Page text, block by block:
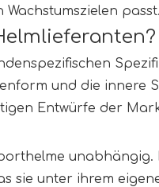
passt.
und die innere
Entwürfe der
sie unter ihrem